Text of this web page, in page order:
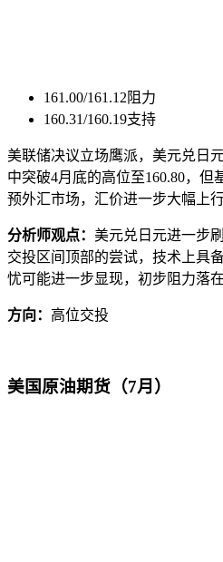
161.00/161.12阻力
160.31/160.19支持
美联储决议立场鹰派，美元兑日
中突破4月底的高位至160.80，
预外汇市场，汇价进一步大幅上行
分析师观点： 美元兑日元进一步
交投区间顶部的尝试，技术上具
忧可能进一步显现，初步阻力落在
方向： 高位交投
美国原油期货（7月）